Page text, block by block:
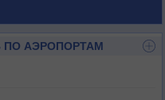
ПО АЭРОПОРТАМ